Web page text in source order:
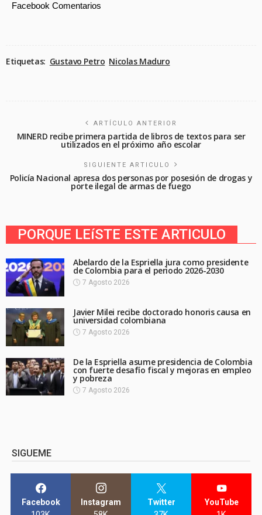
Facebook Comentarios
Etiquetas: Gustavo Petro Nicolas Maduro
ARTÍCULO ANTERIOR
MINERD recibe primera partida de libros de textos para ser
utilizados en el próximo año escolar
SIGUIENTE ARTICULO
Policía Nacional apresa dos personas por posesión de drogas y
porte ilegal de armas de fuego
PORQUE LEíSTE ESTE ARTICULO
Abelardo de la Espriella jura como presidente
de Colombia para el periodo 2026-2030
7 Agosto 2026
Javier Milei recibe doctorado honoris causa en
universidad colombiana
7 Agosto 2026
De la Espriella asume presidencia de Colombia
con fuerte desafío fiscal y mejoras en empleo
y pobreza
7 Agosto 2026
SIGUEME
Facebook Instagram Twitter YouTube